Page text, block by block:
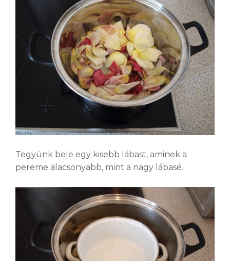
Tegyünk bele egy kisebb lábast, aminek a
pereme alacsonyabb, mint a nagy lábasé.